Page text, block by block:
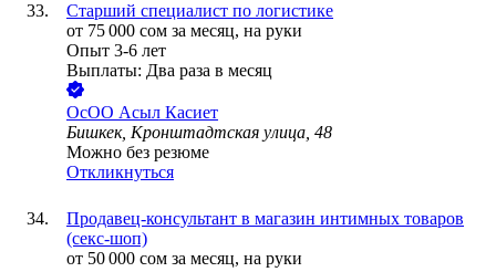
Старший специалист по логистике
от 75 000 сом за месяц, на руки
Опыт 3-6 лет
Выплаты: Два раза в месяц
ОсОО Асыл Касиет
Бишкек, Кронштадтская улица, 48
Можно без резюме
Откликнуться
Продавец-консультант в магазин интимных товаров
(секс-шоп)
от 50 000 сом за месяц, на руки